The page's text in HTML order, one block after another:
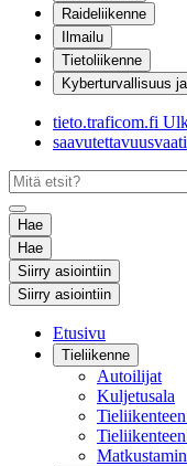
Raideliikenne
Ilmailu
Tietoliikenne
Kyberturvallisuus
tieto.traficom.fi
Hae
Hae
Siirry asiointiin
Siirry asiointiin
Etusivu
Tieliikenne
Autoilijat
Kuljetusala